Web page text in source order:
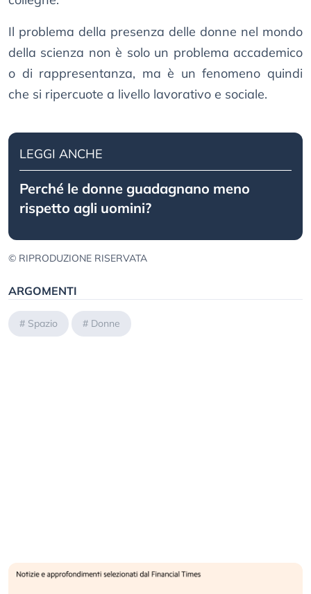
Il problema della presenza delle donne nel mondo
della scienza non è solo un problema accademico
o di rappresentanza, ma è un fenomeno quindi
che si ripercuote a livello lavorativo e sociale.
LEGGI ANCHE
Perché le donne guadagnano meno
rispetto agli uomini?
© RIPRODUZIONE RISERVATA
ARGOMENTI
# Spazio # Donne